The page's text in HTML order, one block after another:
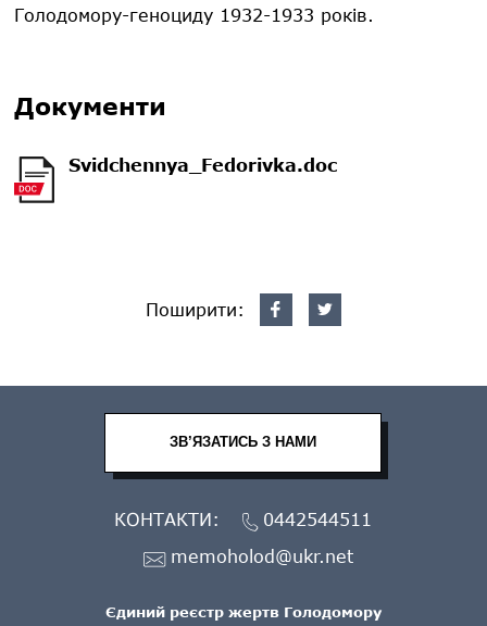
Голодомору-геноциду 1932-1933 років.
Документи
Svidchennya_Fedorivka.doc
Поширити:
Єдиний реєстр жертв Голодомору
ЗВ’ЯЗАТИСЬ З НАМИ
КОНТАКТИ:
0442544511
memoholod@ukr.net